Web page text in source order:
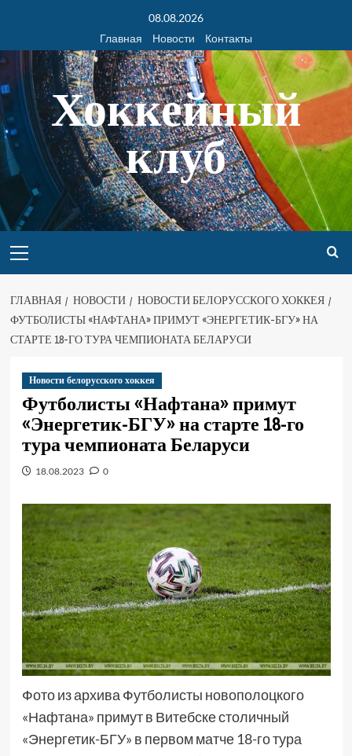
08.08.2026
Главная
Новости Контакты
Хоккейный
клуб
ГЛАВНАЯ НОВОСТИ
НОВОСТИ БЕЛОРУССКОГО ХОККЕЯ
ФУТБОЛИСТЫ «НАФТАНА» ПРИМУТ «ЭНЕРГЕТИК-БГУ» НА
СТАРТЕ 18-ГО ТУРА ЧЕМПИОНАТА БЕЛАРУСИ
Новости белорусского хоккея
Футболисты «Нафтана» примут
«Энергетик-БГУ» на старте 18-го
тура чемпионата Беларуси
18.08.2023 0
Фото из архива Футболисты новополоцкого
«Нафтана» примут в Витебске столичный
«Энергетик-БГУ» в первом матче 18-го тура